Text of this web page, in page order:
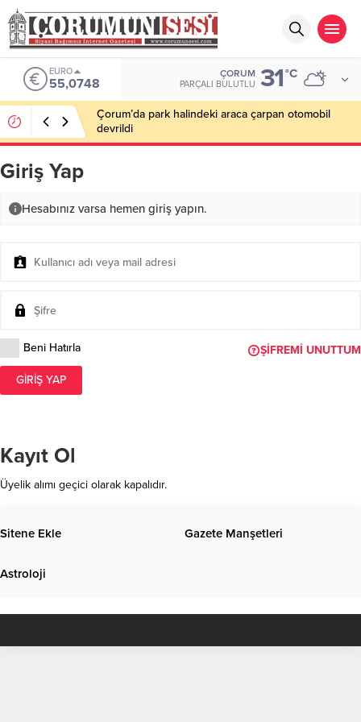
EURO
55,0748
ÇORUM
PARÇALI BULUTLU 31°C
Çorum’da park halindeki araca çarpan otomobil
devrildi
Giriş Yap
Hesabınız varsa hemen giriş yapın.
Beni Hatırla ŞIFREMI UNUTTUM
GIRIŞ YAP
Kayıt Ol
Üyelik alımı geçici olarak kapalıdır.
Sitene Ekle Gazete Manşetleri
Astroloji